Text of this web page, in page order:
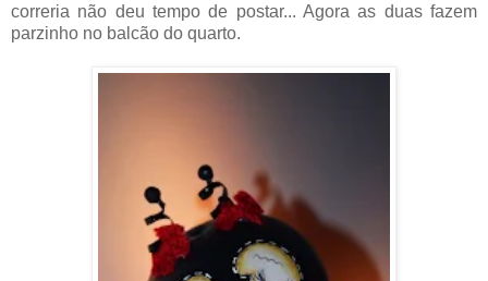
correria não deu tempo de postar... Agora as duas fazem
parzinho no balcão do quarto.